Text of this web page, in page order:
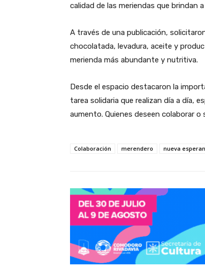
calidad de las meriendas que brindan
A través de una publicación,
chocolatada, levadura, aceite y
merienda más abundante y nutritiva.
Desde el espacio destacaron la
tarea solidaria que realizan día a día,
aumento. Quienes deseen colaborar
Colaboración merendero nueva